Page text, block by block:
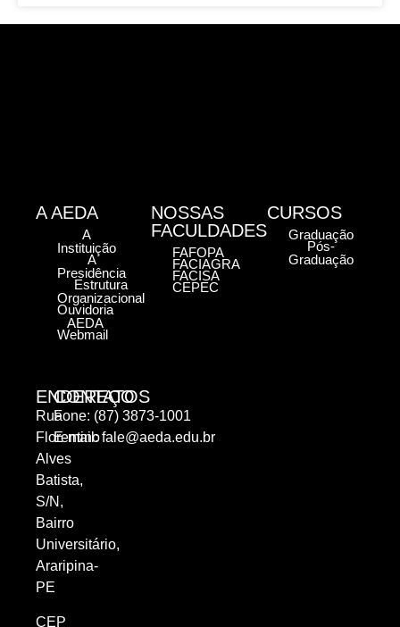
ENDEREÇO
Rua
Florentino
Alves
Batista,
S/N,
Bairro
Universitário,
Araripina-
PE
CEP
CONTATOS
Fone: (87) 3873-1001
E-mail:fale@aeda.edu.br
A AEDA
A
Instituição
A
Presidência
Estrutura
Organizacional
Ouvidoria
AEDA
Webmail
NOSSAS
FACULDADES
FAFOPA
FACIAGRA
FACISA
CEPEC
CURSOS
Graduação
Pós-
Graduação